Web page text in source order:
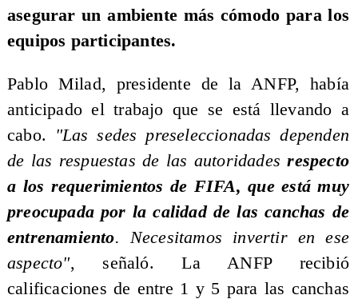
asegurar un ambiente más cómodo para los
equipos participantes.
Pablo Milad, presidente de la ANFP, había
anticipado el trabajo que se está llevando a
cabo. "Las sedes preseleccionadas dependen
de las respuestas de las autoridadesrespecto
a los requerimientos de FIFA, que está muy
preocupada por la calidad de las canchas de
entrenamiento. Necesitamos invertir en ese
aspecto", señaló. La ANFP recibió
calificaciones de entre 1 y 5 para las canchas